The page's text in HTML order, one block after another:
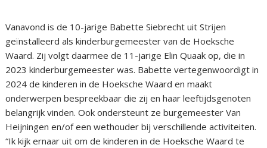
Vanavond is de 10-jarige Babette Siebrecht uit Strijen
geïnstalleerd als kinderburgemeester van de Hoeksche
Waard. Zij volgt daarmee de 11-jarige Elin Quaak op, die in
2023 kinderburgemeester was. Babette vertegenwoordigt in
2024 de kinderen in de Hoeksche Waard en maakt
onderwerpen bespreekbaar die zij en haar leeftijdsgenoten
belangrijk vinden. Ook ondersteunt ze burgemeester Van
Heijningen en/of een wethouder bij verschillende activiteiten.
“Ik kijk ernaar uit om de kinderen in de Hoeksche Waard te